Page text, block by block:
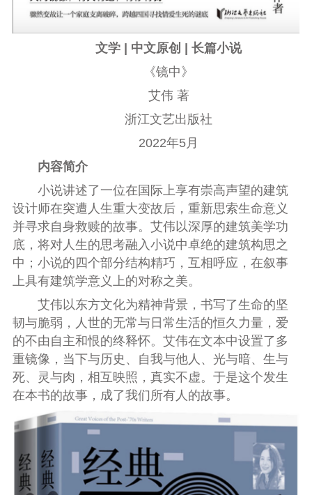
文学 | 中文原创 | 长篇小说
《镜中》
艾伟 著
浙江文艺出版社
2022年5月
内容简介
小说讲述了一位在国际上享有崇高声望的建筑
设计师在突遭人生重大变故后，重新思索生命意义
并寻求自身救赎的故事。艾伟以深厚的建筑美学功
底，将对人生的思考融入小说中卓绝的建筑构思之
中；小说的四个部分结构精巧，互相呼应，在叙事
上具有建筑学意义上的对称之美。
艾伟以东方文化为精神背景，书写了生命的坚
韧与脆弱，人世的无常与日常生活的恒久力量，爱
的不由自主和恨的终释怀。艾伟在文本中设置了多
重镜像，当下与历史、自我与他人、光与暗、生与
死、灵与肉，相互映照，真实不虚。于是这个发生
在本书的故事，成了我们所有人的故事。